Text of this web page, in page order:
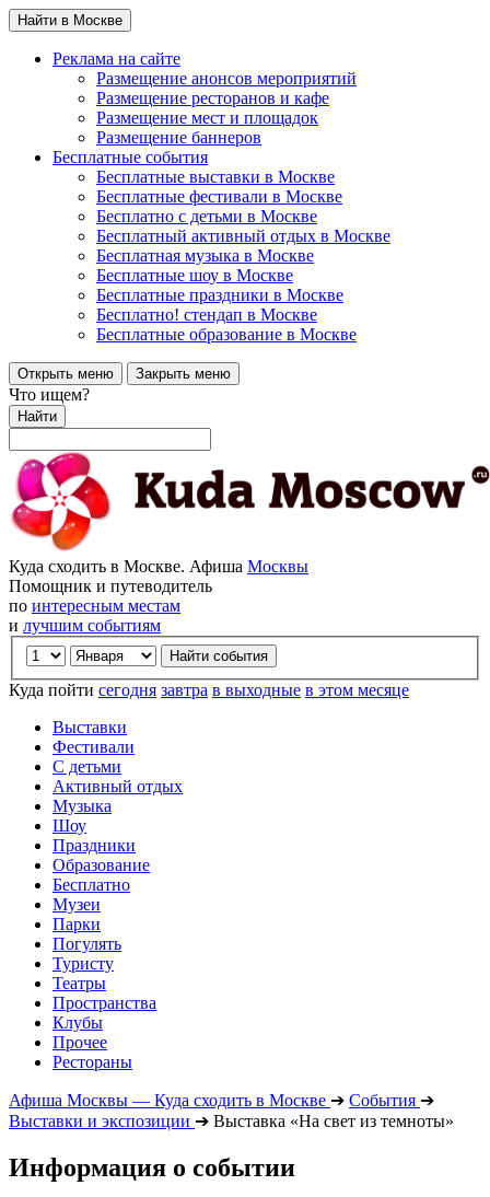
Найти в Москве
Реклама на сайте
Размещение анонсов мероприятий
Размещение ресторанов и кафе
Размещение мест и площадок
Размещение баннеров
Бесплатные события
Бесплатные выставки в Москве
Бесплатные фестивали в Москве
Бесплатно с детьми в Москве
Бесплатный активный отдых в Москве
Бесплатная музыка в Москве
Бесплатные шоу в Москве
Бесплатные праздники в Москве
Бесплатно! стендап в Москве
Бесплатные образование в Москве
Открыть меню Закрыть меню
Что ищем?
Найти
Куда сходить в Москве. Афиша Москвы
Помощник и путеводитель
по интересным местам
и лучшим событиям
Куда пойти сегодня завтра в выходные в этом месяце
Выставки
Фестивали
С детьми
Активный отдых
Музыка
Шоу
Праздники
Образование
Бесплатно
Музеи
Парки
Погулять
Туристу
Театры
Пространства
Клубы
Прочее
Рестораны
Афиша Москвы — Куда сходить в Москве ➔ События ➔
Выставки и экспозиции ➔ Выставка «На свет из темноты»
Информация о событии